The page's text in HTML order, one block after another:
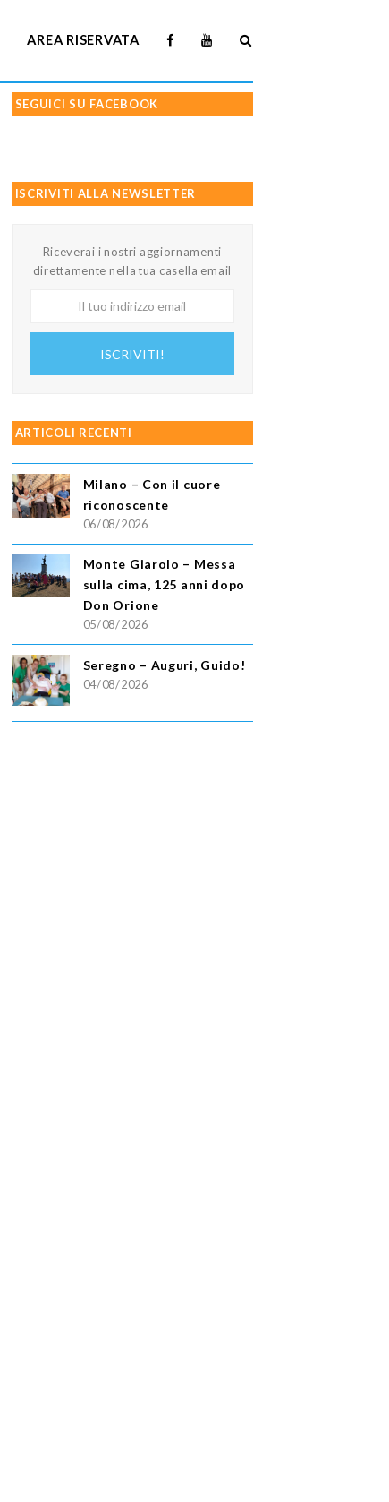
AREA RISERVATA
SEGUICI SU FACEBOOK
ISCRIVITI ALLA NEWSLETTER
Riceverai i nostri aggiornamenti
direttamente nella tua casella email
ISCRIVITI!
ARTICOLI RECENTI
Milano – Con il cuore
riconoscente
06/08/2026
Monte Giarolo – Messa
sulla cima, 125 anni dopo
Don Orione
05/08/2026
Seregno – Auguri, Guido!
04/08/2026